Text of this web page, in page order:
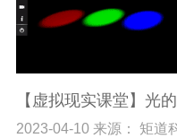
【虚拟现实课堂】光
2023-04-10 来源： 矩道